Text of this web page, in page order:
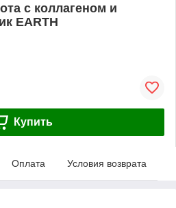
с коллагеном и
EARTH
Купить
Оплата Условия возврата